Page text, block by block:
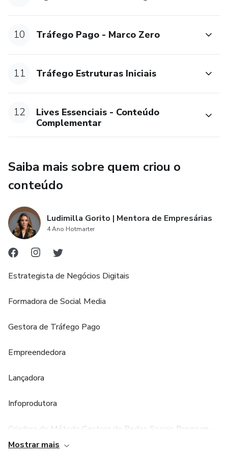
10 Tráfego Pago - Marco Zero
11 Tráfego Estruturas Iniciais
12
Lives Essenciais - Conteúdo
Complementar
Saiba mais sobre quem criou o
conteúdo
Ludimilla Gorito | Mentora de Empresárias
4 Ano Hotmarter
Estrategista de Negócios Digitais
Formadora de Social Media
Gestora de Tráfego Pago
Empreendedora
Lançadora
Infoprodutora
Criadora do Método Gestora de Redes Sociais Premium -
Comunidade Mulher10K
Mostrar mais